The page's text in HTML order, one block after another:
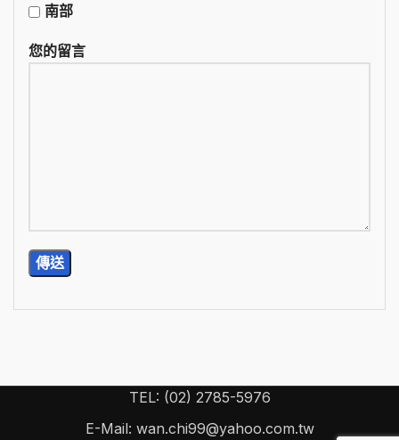
南部
您的留言
TEL: (02) 2785-5976
E-Mail: wan.chi99@yahoo.com.tw